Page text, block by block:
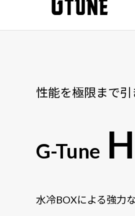
性能を極限まで
G-Tune
水冷BOXによる強力